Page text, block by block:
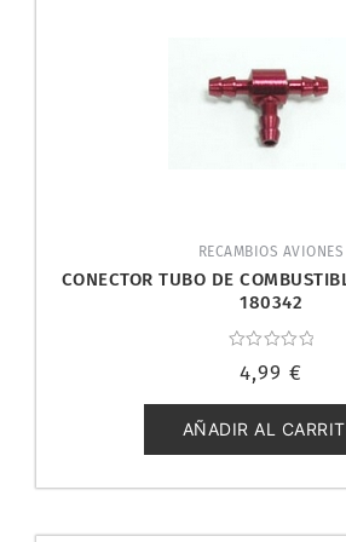
RECAMBIOS AVIONES
CONECTOR TUBO DE
180342
con
de
5
4,99 €
AÑADIR AL